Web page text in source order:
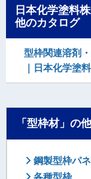
日本化学塗料
他のカタログ
型枠関連溶剤
｜日本化学塗
「型枠材」の
鋼製型枠パ
各種型枠